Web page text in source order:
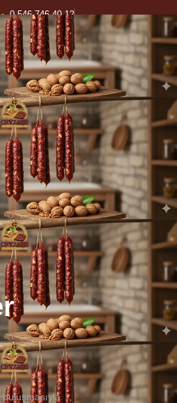
0 546 746 40 12
Altyapısıve hızlı teslimat